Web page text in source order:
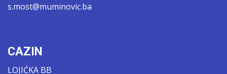
s.most@muminovic.ba
CAZIN
LOJIĆKA BB